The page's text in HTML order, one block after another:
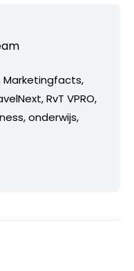
RvT VPRO,
onderwijs,